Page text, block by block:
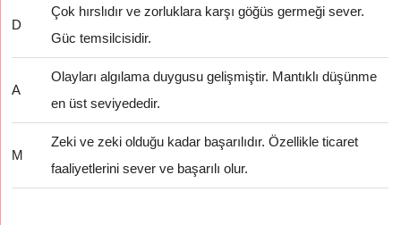
D
Çok hırslıdır ve zorluklara karşı göğüs germeği sever.
Güc temsilcisidir.
A
Olayları algılama duygusu gelişmiştir. Mantıklı düşünme
en üst seviyededir.
M
Zeki ve zeki olduğu kadar başarılıdır. Özellikle ticaret
faaliyetlerini sever ve başarılı olur.